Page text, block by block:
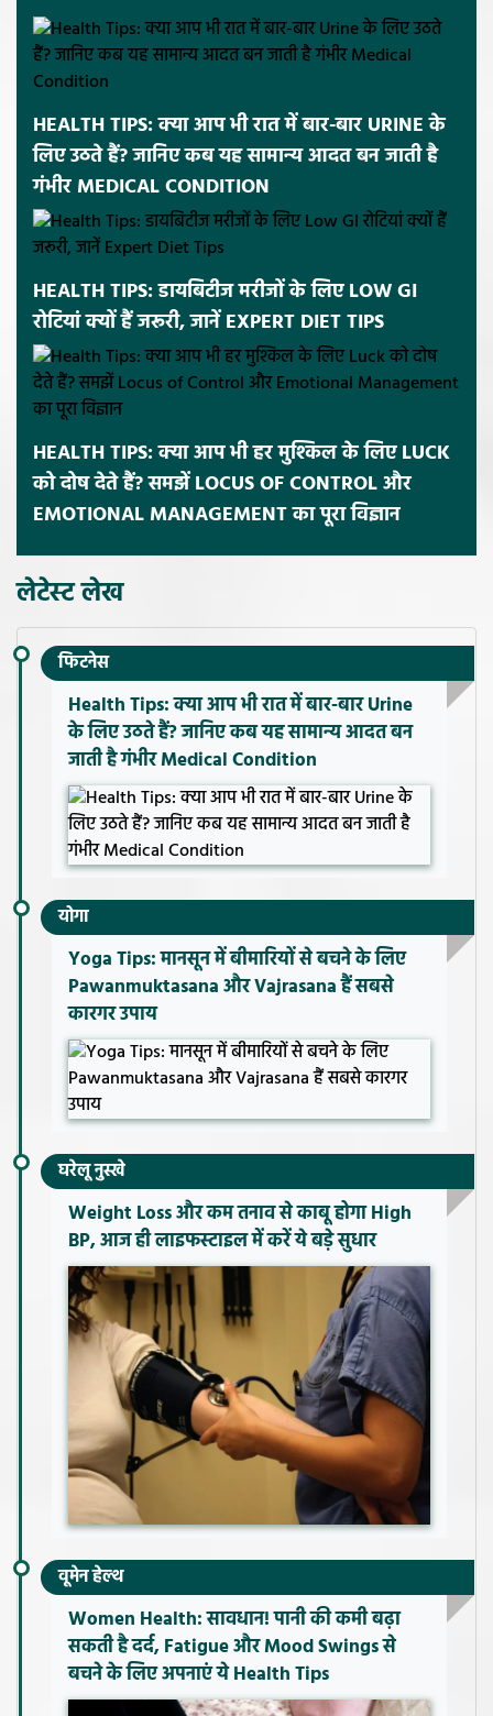
HEALTH TIPS: क्या आप भी रात में बार-बार URINE के
लिए उठते हैं? जानिए कब यह सामान्य आदत बन जाती है
गंभीर MEDICAL CONDITION
HEALTH TIPS: डायबिटीज मरीजों के लिए LOW GI
रोटियां क्यों हैं जरूरी, जानें EXPERT DIET TIPS
HEALTH TIPS: क्या आप भी हर मुश्किल के लिए LUCK
को दोष देते हैं? समझें LOCUS OF CONTROL और
EMOTIONAL MANAGEMENT का पूरा विज्ञान
लेटेस्ट लेख
फिटनेस
Health Tips: क्या आप भी रात में बार-बार Urine
के लिए उठते हैं? जानिए कब यह सामान्य आदत बन
जाती है गंभीर Medical Condition
योगा
Yoga Tips: मानसून में बीमारियों से बचने के लिए
Pawanmuktasana और Vajrasana हैं सबसे
कारगर उपाय
घरेलू नुस्खे
Weight Loss और कम तनाव से काबू होगा High
BP, आज ही लाइफस्टाइल में करें ये बड़े सुधार
वूमेन हेल्थ
Women Health: सावधान! पानी की कमी बढ़ा
सकती है दर्द, Fatigue और Mood Swings से
बचने के लिए अपनाएं ये Health Tips